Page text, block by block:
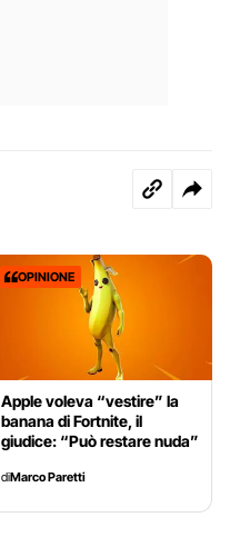
OPINIONE
Apple voleva “vestire” la
banana di Fortnite, il
giudice: “Può restare nuda”
diMarco Paretti